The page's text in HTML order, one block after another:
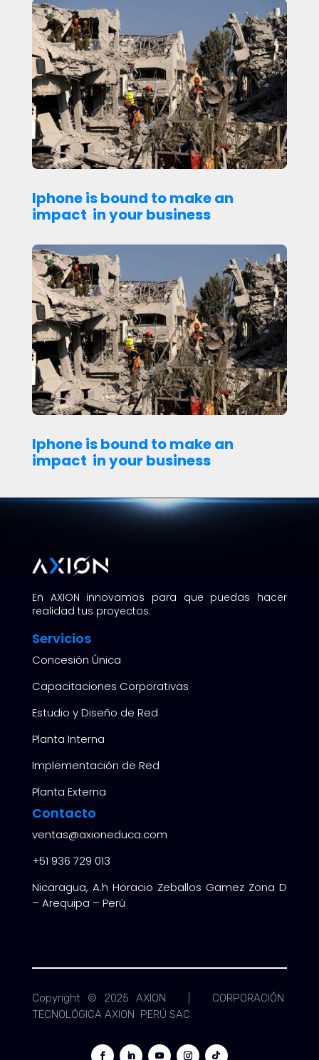
Iphone is bound to make an
impact in your business
Iphone is bound to make an
impact in your business
En AXION innovamos para que puedas hacer
realidad tus proyectos.
Servicios
Concesión Única
Capacitaciones Corporativas
Estudio y Diseño de Red
Planta Interna
Implementación de Red
Planta Externa
Contacto
ventas@axioneduca.com
+51 936 729 013
Nicaragua, A.h Horacio Zeballos Gamez Zona D
– Arequipa – Perú
Copyright © 2025 AXION | CORPORACIÓN
TECNOLÓGICA AXION PERÚ SAC